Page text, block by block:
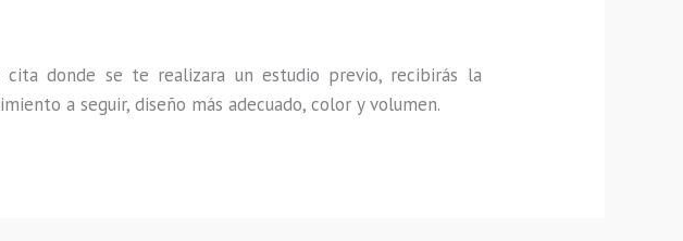
donde se te realizara un estudio previo, recibirás la
a seguir, diseño más adecuado, color y volumen.